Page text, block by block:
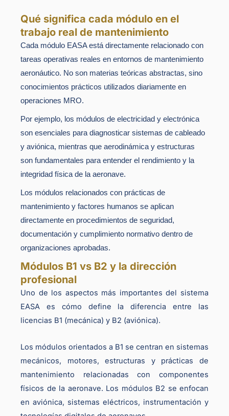
Qué significa cada módulo en el
trabajo real de mantenimiento
Cada módulo EASA está directamente relacionado con
tareas operativas reales en entornos de mantenimiento
aeronáutico. No son materias teóricas abstractas, sino
conocimientos prácticos utilizados diariamente en
operaciones MRO.
Por ejemplo, los módulos de electricidad y electrónica
son esenciales para diagnosticar sistemas de cableado
y aviónica, mientras que aerodinámica y estructuras
son fundamentales para entender el rendimiento y la
integridad física de la aeronave.
Los módulos relacionados con prácticas de
mantenimiento y factores humanos se aplican
directamente en procedimientos de seguridad,
documentación y cumplimiento normativo dentro de
organizaciones aprobadas.
Módulos B1 vs B2 y la dirección
profesional
Uno de los aspectos más importantes del sistema
EASA es cómo define la diferencia entre las
licencias B1 (mecánica) y B2 (aviónica).
Los módulos orientados a B1 se centran en sistemas
mecánicos, motores, estructuras y prácticas de
mantenimiento relacionadas con componentes
físicos de la aeronave. Los módulos B2 se enfocan
en aviónica, sistemas eléctricos, instrumentación y